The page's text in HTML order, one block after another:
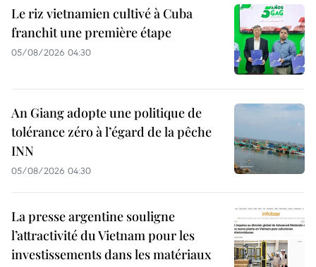
Le riz vietnamien cultivé à Cuba
franchit une première étape
05/08/2026 04:30
An Giang adopte une politique de
tolérance zéro à l’égard de la pêche
INN
05/08/2026 04:30
La presse argentine souligne
l’attractivité du Vietnam pour les
investissements dans les matériaux